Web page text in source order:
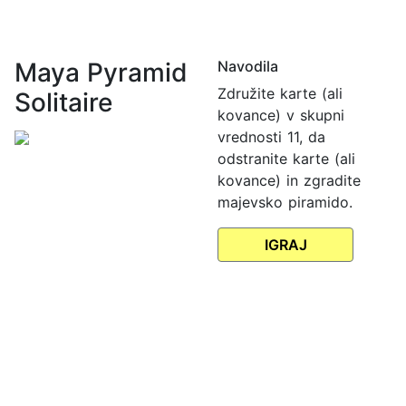
Maya Pyramid
Solitaire
Navodila
Združite karte (ali
kovance) v skupni
vrednosti 11, da
odstranite karte (ali
kovance) in zgradite
majevsko piramido.
IGRAJ